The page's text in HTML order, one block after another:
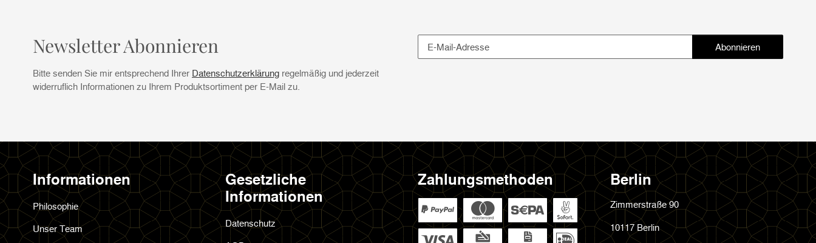
Newsletter Abonnieren
Bitte senden Sie mir entsprechend Ihrer Datenschutzerklärung regelmäßig und jederzeit
widerruflich Informationen zu Ihrem Produktsortiment per E-Mail zu.
AbonnierenAbonnieren
Informationen
Philosophie
Unser Team
Gesetzliche
Informationen
Datenschutz
Zahlungsmethoden Berlin
Zimmerstraße 90
10117 Berlin